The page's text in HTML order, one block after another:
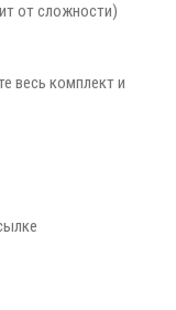
от сложности)
весь комплект и